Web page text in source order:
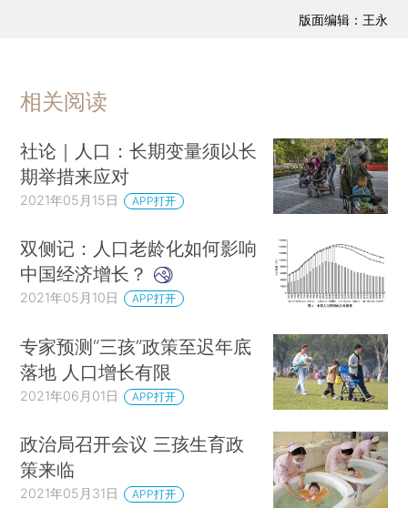
版面编辑：王永
相关阅读
社论｜人口：长期变量须以长
期举措来应对
2021年05月15日 APP打开
双侧记：人口老龄化如何影响
中国经济增长？
2021年05月10日 APP打开
专家预测“三孩”政策至迟年底
落地 人口增长有限
2021年06月01日 APP打开
政治局召开会议 三孩生育政
策来临
2021年05月31日 APP打开